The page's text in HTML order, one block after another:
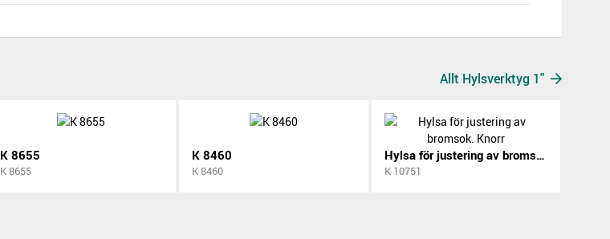
Allt Hylsverktyg 1"
K 8655
K 8655
K 8460
K 8460
Hylsa för justering av bromsok. Knorr
K 10751